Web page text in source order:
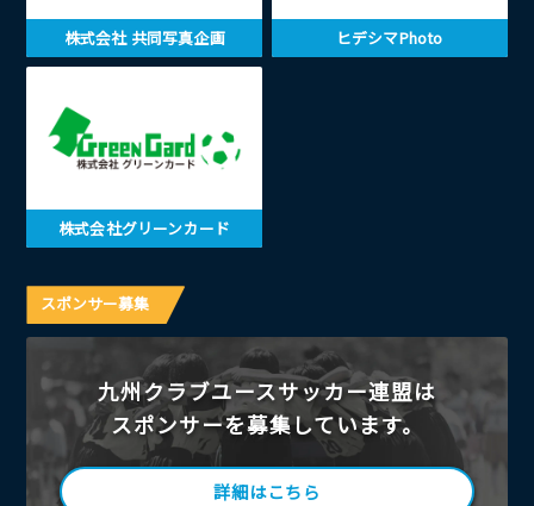
株式会社 共同写真企画 ヒデシマPhoto
株式会社グリーンカード
スポンサー募集
九州クラブユースサッカー連盟は
スポンサーを募集しています。
詳細はこちら